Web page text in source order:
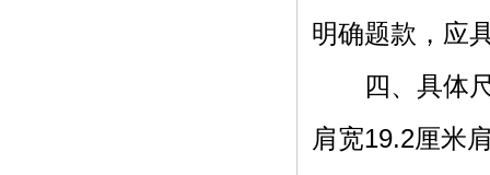
明确题款，应
四、具体尺
肩宽19.2厘米